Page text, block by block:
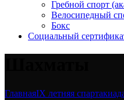
Гребной спорт
Велосипедный
Бокс
Социальный
ГлавнаяIX летняя